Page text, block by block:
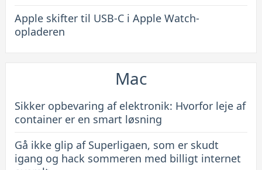
Apple skifter til USB-C i Apple Watch-
opladeren
Mac
Sikker opbevaring af elektronik: Hvorfor leje af
container er en smart løsning
Gå ikke glip af Superligaen, som er skudt
igang og hack sommeren med billigt internet